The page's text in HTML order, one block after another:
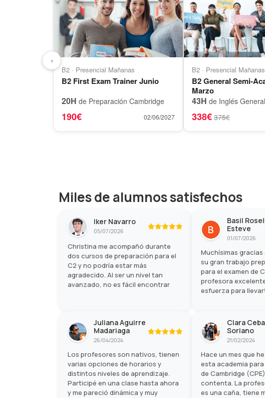
B2 · Presencial Mañanas
B2 First Exam Trainer Junio
20H de Preparación Cambridge
190€ 02/06/2027
B2 · Presencial Mañanas
B2 General Semi-
Marzo
43H de Inglés General
338€ 375€
‹
Miles de alumnos satisfechos
Iker Navarro
05/07/2026
Christina me acompañó durante
dos cursos de preparación para el
C2 y no podría estar más
agradecido. Al ser un nivel tan
avanzado, no es fácil encontrar
Let's Talk superó todas mis
expectativas.
Basil
Esteve
01/07/2026
Muchísimas
su gran trabajo
para el examen de
profesora
esfuerza para
que lo hagas lo
muchísimo gracias a
Juliana Aguirre
Madariaga
26/04/2024
Los profesores son nativos, tienen
varias opciones de horarios y
distintos niveles de aprendizaje.
Participé en una clase hasta ahora
y me pareció dinámica y muy
Clara
Soriano
21/02/2024
Hace un mes que
esta academia
de Cambridge
contenta. La
es una caña, tiene